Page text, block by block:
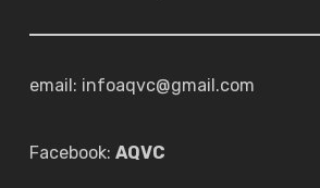
email: infoaqvc@gmail.com
Facebook: AQVC